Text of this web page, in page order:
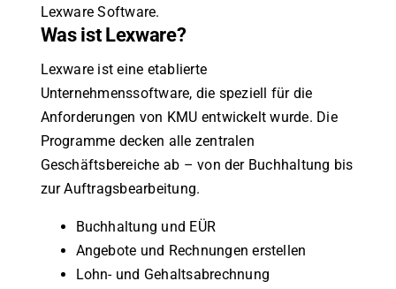
Lexware Software.
Was ist Lexware?
Lexware ist eine etablierte
Unternehmenssoftware, die speziell für die
Anforderungen von KMU entwickelt wurde. Die
Programme decken alle zentralen
Geschäftsbereiche ab – von der Buchhaltung bis
zur Auftragsbearbeitung.
Buchhaltung und EÜR
Angebote und Rechnungen erstellen
Lohn- und Gehaltsabrechnung